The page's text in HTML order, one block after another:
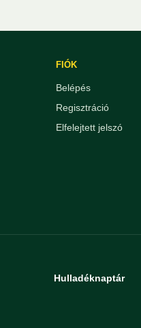
FIÓK
Belépés
Regisztráció
Elfelejtett jelszó
Hulladéknaptár